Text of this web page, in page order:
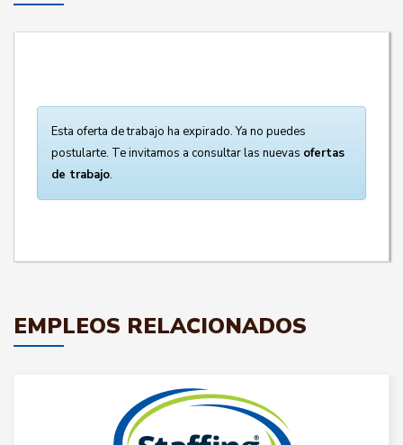
Esta oferta de trabajo ha expirado. Ya no puedes
postularte. Te invitamos a consultar las nuevas ofertas
de trabajo.
EMPLEOS RELACIONADOS